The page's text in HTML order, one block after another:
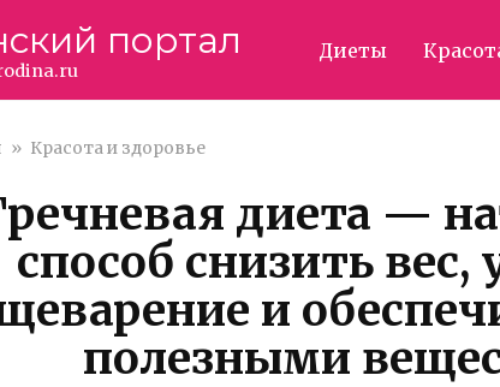
портал Диеты
» Красота и здоровье
диета —
способ снизить
и
полезными